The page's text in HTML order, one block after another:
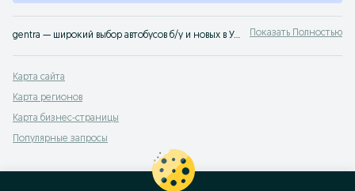
gentra — широкий выбор автобусов б/у и новых в Узбекистане ✔️ Отличные цены и предложения ⭐ Найдите или разместите объявление на OLX.uz Показать Полностью
Карта сайта
Карта регионов
Карта бизнес-страницы
Популярные запросы